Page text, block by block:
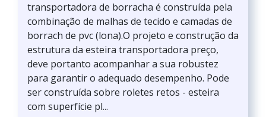
transportadora de borracha é construída pela
combinação de malhas de tecido e camadas de
borrach de pvc (lona).O projeto e construção da
estrutura da esteira transportadora preço,
deve portanto acompanhar a sua robustez
para garantir o adequado desempenho. Pode
ser construída sobre roletes retos - esteira
com superfície pl...